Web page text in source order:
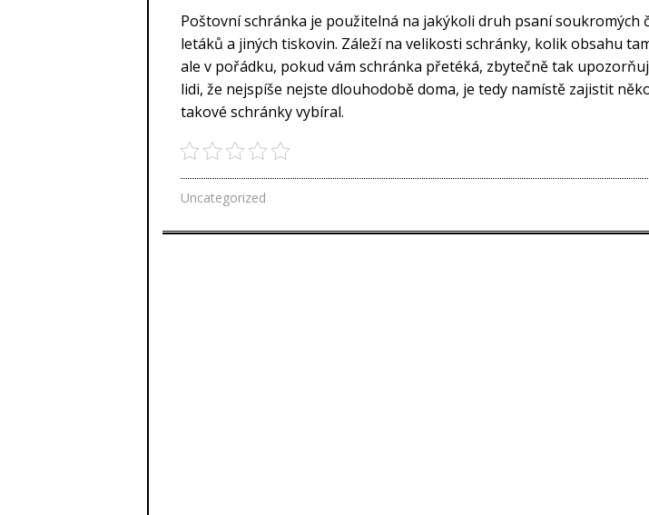
Poštovní schránka je použitelná na jakýkoli druh psaní soukromých
letáků a jiných tiskovin. Záleží na velikosti schránky, kolik obsahu
ale v pořádku, pokud vám schránka přetéká, zbytečně tak
lidi, že nejspíše nejste dlouhodobě doma, je tedy namístě zajistit
takové schránky vybíral.
Uncategorized